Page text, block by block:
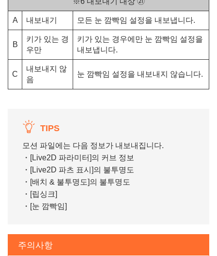
A 내보내기 모든 눈 깜빡임 설정을 내보냅니다.
B
키가 있는 경
우만
키가 있는 경우에만 눈 깜빡임 설정을
내보냅니다.
C
내보내지 않
음
눈 깜빡임 설정을 내보내지 않습니다.
TIPS
모션 파일에는 다음 정보가 내보내집니다.
・[Live2D 파라미터]의 커브 정보
・[Live2D 파츠 표시]의 불투명도
・[배치 & 불투명도]의 불투명도
・[립싱크]
・[눈 깜빡임]
주의사항